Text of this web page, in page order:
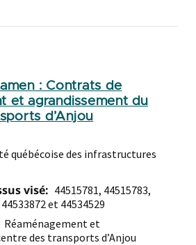
: Contrats de
et agrandissement du
d’Anjou
québécoise des infrastructures
visé: 44515781, 44515783,
et 44534529
Réaménagement et
des transports d’Anjou